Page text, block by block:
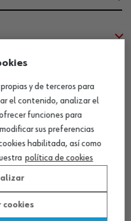
y de terceros para
el contenido, analizar el
funciones para
sus preferencias
habilitada, así como
política de cookies
cookies